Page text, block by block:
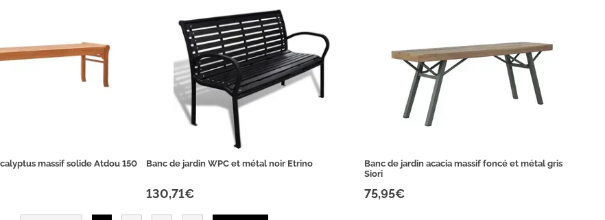
massif solide Atdou 150
Banc de jardin WPC et métal noir Etrino
130,71€
Banc de jardin acacia massif foncé et métal gris
Siori
75,95€